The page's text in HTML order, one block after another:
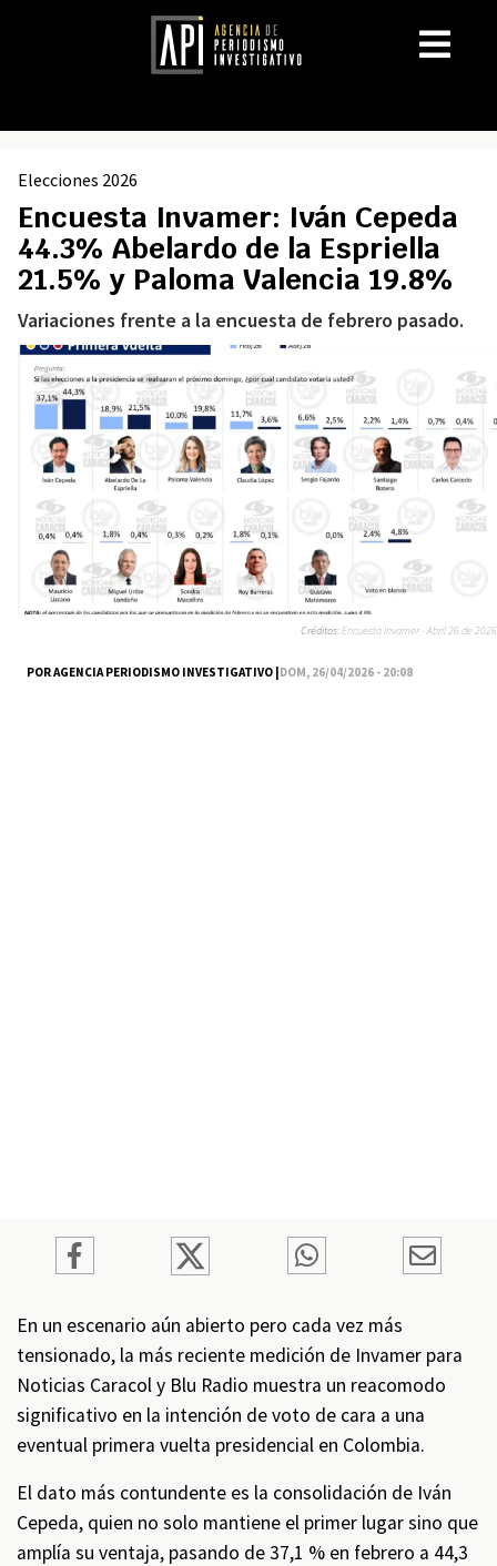
Elecciones 2026
Encuesta Invamer: Iván Cepeda
44.3% Abelardo de la Espriella
21.5% y Paloma Valencia 19.8%
Variaciones frente a la encuesta de febrero pasado.
POR AGENCIA PERIODISMO INVESTIGATIVO |DOM, 26/04/2026 - 20:08
Créditos:Encuesta Invamer - Abril 26 de 2026
En un escenario aún abierto pero cada vez más
tensionado, la más reciente medición de Invamer para
Noticias Caracol y Blu Radio muestra un reacomodo
significativo en la intención de voto de cara a una
eventual primera vuelta presidencial en Colombia.
El dato más contundente es la consolidación de Iván
Cepeda, quien no solo mantiene el primer lugar sino que
amplía su ventaja, pasando de 37,1 % en febrero a 44,3